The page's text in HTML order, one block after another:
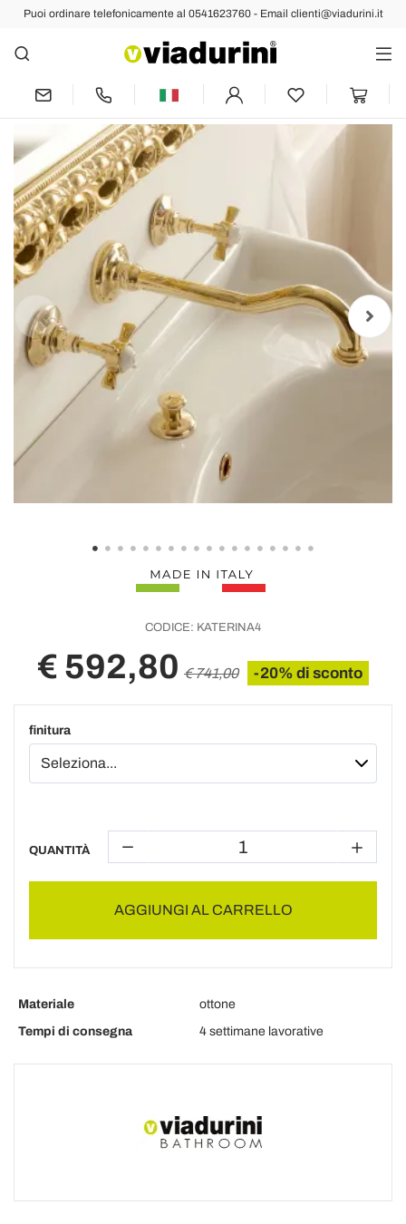
Puoi ordinare telefonicamente al 0541623760 - Email clienti@viadurini.it
Indietro Prec Succ
Rubinetteria Lavabo/Lavello da Parete
di Design e Vintage Made in Italy
CODICE: KATERINA4
€ 592,80 € 741,00 -20% di sconto
finitura
QUANTITÀ
AGGIUNGI AL CARRELLO
Materiale
ottone
Tempi di consegna
4 settimane lavorative